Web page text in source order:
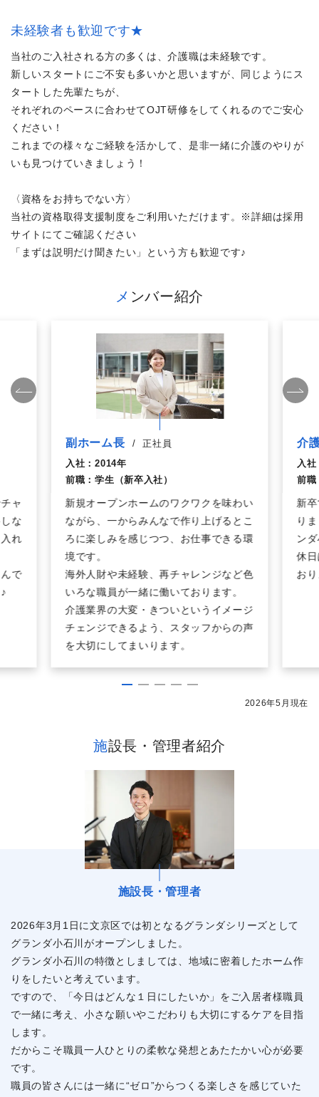
未経験者も歓迎です★
当社のご入社される方の多くは、介護職は未経験です。
新しいスタートにご不安も多いかと思いますが、同じようにス
タートした先輩たちが、
それぞれのペースに合わせてOJT研修をしてくれるのでご安心
ください！
これまでの様々なご経験を活かして、是非一緒に介護のやりが
いも見つけていきましょう！
〈資格をお持ちでない方〉
当社の資格取得支援制度をご利用いただけます。※詳細は採用
サイトにてご確認ください
「まずは説明だけ聞きたい」という方も歓迎です♪
メンバー紹介
ャ
な
れ
で
副ホーム長 /
正社員
入社： 2014年
前職： 学生（新卒入社）
新規オープンホームのワクワクを味わい
ながら、一からみんなで作り上げるとこ
ろに楽しみを感じつつ、お仕事できる環
境です。
海外人財や未経験、再チャレンジなど色
いろな職員が一緒に働いております。
介護業界の大変・きついというイメージ
チェンジできるよう、スタッフからの声
を大切にしてまいります。
介
入社
前職
新
り
ン
休
お
2026年5月現在
施設長・管理者紹介
施設長・管理者
2026年3月1日に文京区では初となるグランダシリーズとして
グランダ小石川がオープンしました。
グランダ小石川の特徴としましては、地域に密着したホーム作
りをしたいと考えています。
ですので、「今日はどんな１日にしたいか」をご入居者様職員
で一緒に考え、小さな願いやこだわりも大切にするケアを目指
します。
だからこそ職員一人ひとりの柔軟な発想とあたたかい心が必要
です。
職員の皆さんには一緒に“ゼロ”からつくる楽しさを感じていた